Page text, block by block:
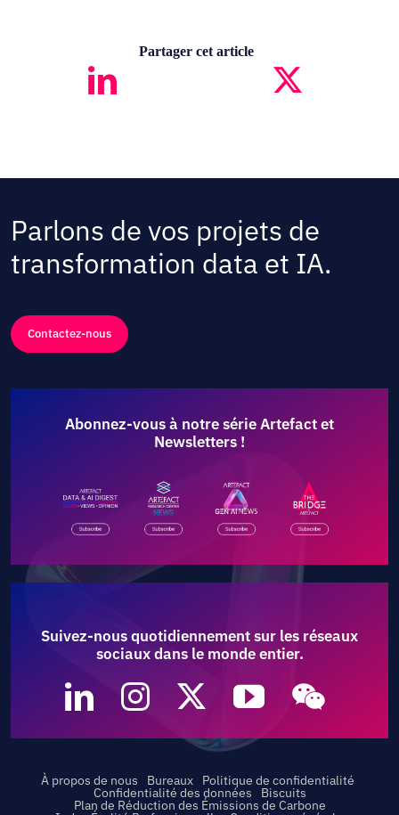
Partager cet article
Parlons de vos projets de
transformation data et IA.
Contactez-nous
Abonnez-vous à notre série Artefact et
Newsletters !
Suivez-nous quotidiennement sur les réseaux
sociaux dans le monde entier.
À propos de nous Bureaux Politique de confidentialité
Confidentialité des données Biscuits
Plan de Réduction des Émissions de Carbone